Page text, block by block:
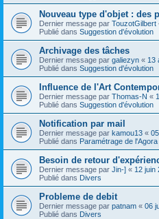
Nouveau type d'objet : des
Dernier message par TouzotGilbert
Publié dans Suggestion d'évolution
Archivage des tâches
Dernier message par galiezyn « 13
Publié dans Suggestion d'évolution
Influence de l'Art
Dernier message par Thomas-N «
Publié dans Suggestion d'évolution
Notification par mail
Dernier message par kamou13 «
Publié dans Paramétrage de l'Agora
Besoin de retour
Dernier message par Jin-] « 12 juin
Publié dans Divers
Probleme de debit
Dernier message par patnam « 06
Publié dans Divers